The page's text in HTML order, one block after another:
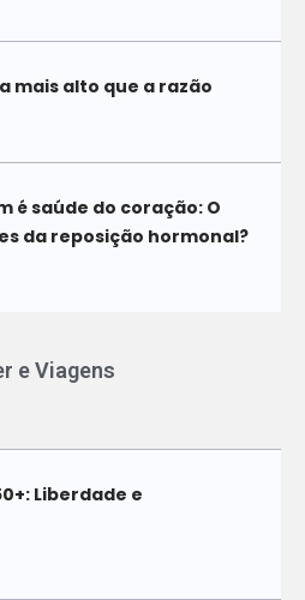
mais alto que a razão
é saúde do coração: O
da reposição hormonal?
e Viagens
Liberdade e